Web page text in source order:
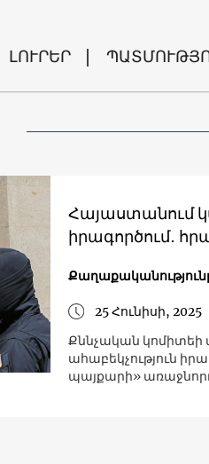
ԼՈՒՐԵՐ
Հայաստանում
իրագործում․
25 Հունիսի, 2025
Քննչական կոմիտեի
ահաբեկչություն
պայքարի»